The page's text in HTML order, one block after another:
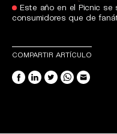
Este año en el Picnic
consumidores que de
COMPARTIR ARTÍCULO